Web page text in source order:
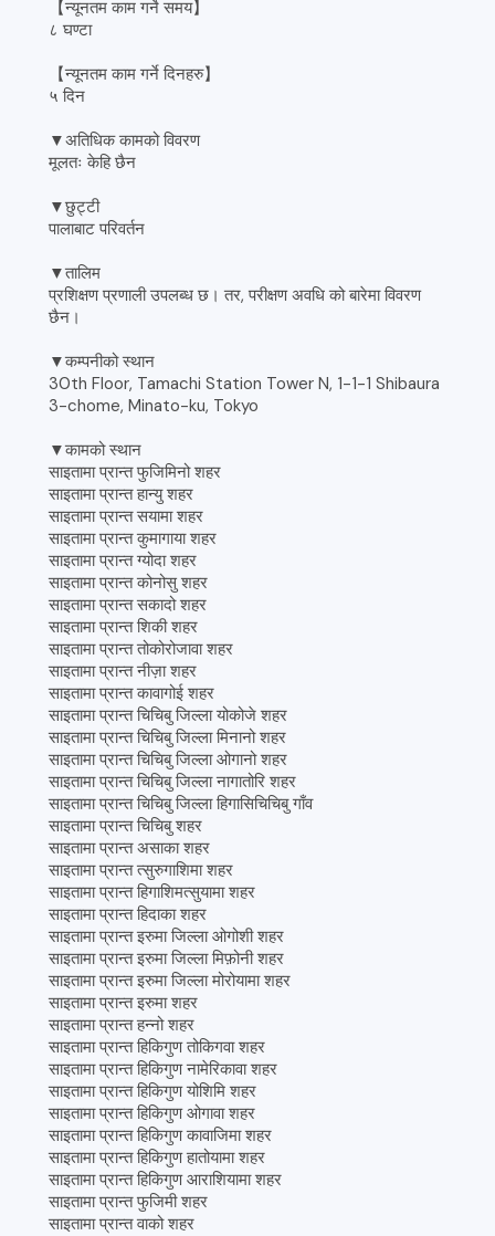
【न्यूनतम काम गर्ने समय】
८ घण्टा
【न्यूनतम काम गर्ने दिनहरु】
५ दिन
▼अतिधिक कामको विवरण
मूलतः केहि छैन
▼छुट्टी
पालाबाट परिवर्तन
▼तालिम
प्रशिक्षण प्रणाली उपलब्ध छ। तर, परीक्षण अवधि को बारेमा विवरण
छैन।
▼कम्पनीको स्थान
30th Floor, Tamachi Station Tower N, 1-1-1 Shibaura
3-chome, Minato-ku, Tokyo
▼कामको स्थान
साइतामा प्रान्त फुजिमिनो शहर
साइतामा प्रान्त हान्यु शहर
साइतामा प्रान्त सयामा शहर
साइतामा प्रान्त कुमागाया शहर
साइतामा प्रान्त ग्योदा शहर
साइतामा प्रान्त कोनोसु शहर
साइतामा प्रान्त सकादो शहर
साइतामा प्रान्त शिकी शहर
साइतामा प्रान्त तोकोरोजावा शहर
साइतामा प्रान्त नीज़ा शहर
साइतामा प्रान्त कावागोई शहर
साइतामा प्रान्त चिचिबु जिल्ला योकोजे शहर
साइतामा प्रान्त चिचिबु जिल्ला मिनानो शहर
साइतामा प्रान्त चिचिबु जिल्ला ओगानो शहर
साइतामा प्रान्त चिचिबु जिल्ला नागातोरि शहर
साइतामा प्रान्त चिचिबु जिल्ला हिगासिचिचिबु गाँव
साइतामा प्रान्त चिचिबु शहर
साइतामा प्रान्त असाका शहर
साइतामा प्रान्त त्सुरुगाशिमा शहर
साइतामा प्रान्त हिगाशिमत्सुयामा शहर
साइतामा प्रान्त हिदाका शहर
साइतामा प्रान्त इरुमा जिल्ला ओगोशी शहर
साइतामा प्रान्त इरुमा जिल्ला मिफ़ोनी शहर
साइतामा प्रान्त इरुमा जिल्ला मोरोयामा शहर
साइतामा प्रान्त इरुमा शहर
साइतामा प्रान्त हन्नो शहर
साइतामा प्रान्त हिकिगुण तोकिगवा शहर
साइतामा प्रान्त हिकिगुण नामेरिकावा शहर
साइतामा प्रान्त हिकिगुण योशिमि शहर
साइतामा प्रान्त हिकिगुण ओगावा शहर
साइतामा प्रान्त हिकिगुण कावाजिमा शहर
साइतामा प्रान्त हिकिगुण हातोयामा शहर
साइतामा प्रान्त हिकिगुण आराशियामा शहर
साइतामा प्रान्त फुजिमी शहर
साइतामा प्रान्त वाको शहर